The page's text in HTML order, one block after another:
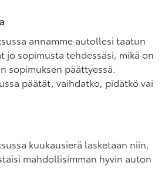
annamme autollesi taatun
jo sopimusta tehdessäsi, mikä on
sopimuksen päättyessä.
päätät, vaihdatko, pidätkö vai
kuukausierä lasketaan niin,
mahdollisimman hyvin auton